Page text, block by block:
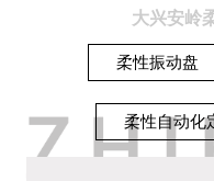
大兴安岭
柔性振动盘
柔性自动化